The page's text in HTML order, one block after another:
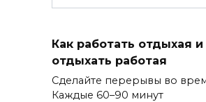
Как работать отдыхая и
отдыхать работая
Сделайте перерывы во
Каждые 60–90 минут